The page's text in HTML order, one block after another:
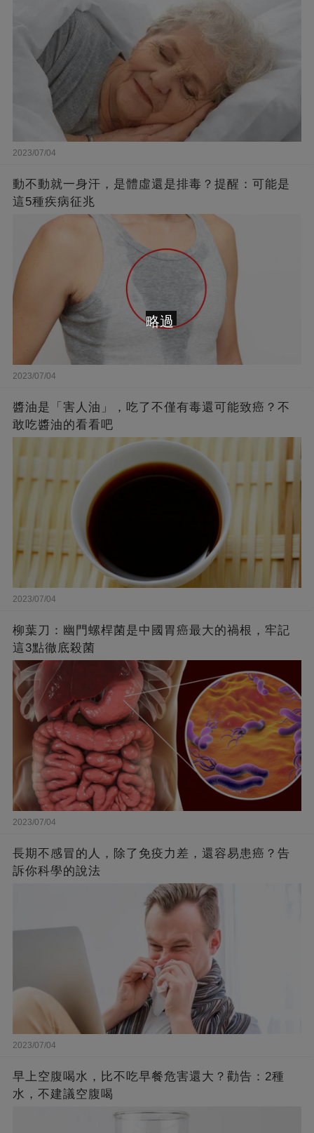
2023/07/04
動不動就一身汗，是體虛還是排毒？提醒：可能是
這5種疾病征兆
2023/07/04
醬油是「害人油」，吃了不僅有毒還可能致癌？不
敢吃醬油的看看吧
2023/07/04
柳葉刀：幽門螺桿菌是中國胃癌最大的禍根，牢記
這3點徹底殺菌
2023/07/04
長期不感冒的人，除了免疫力差，還容易患癌？告
訴你科學的說法
2023/07/04
早上空腹喝水，比不吃早餐危害還大？勸告：2種
水，不建議空腹喝
略過